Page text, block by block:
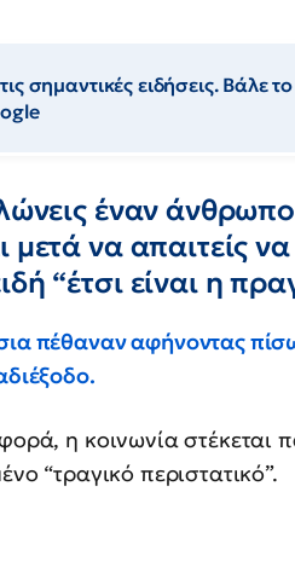
σημαντικές ειδήσεις. Βάλε
έναν
μετά να απαιτείς
“έτσι είναι η
πέθαναν αφήνοντας
η κοινωνία
“τραγικό περιστατικό”.